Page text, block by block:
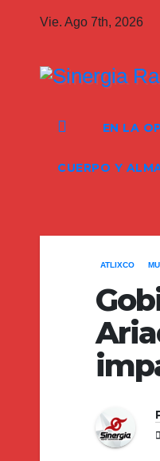
Vie. Ago 7th, 2026
EN LA
CUERPO Y
ATLIXCO